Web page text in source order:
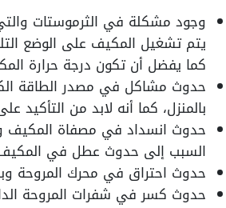
وجود مشكلة في الثرموستات
يتم تشغيل المكيف على الوضع
كما يفضل أن تكون درجة حرارة المكيف على 25
حدوث مشاكل في مصدر الطاقة
بالمنزل، كما أنه لابد من
حدوث انسداد في مصفاة المكيف
السبب إلى حدوث عطل في
حدوث احتراق في محرك المروحة
حدوث كسر في شفرات المروحة